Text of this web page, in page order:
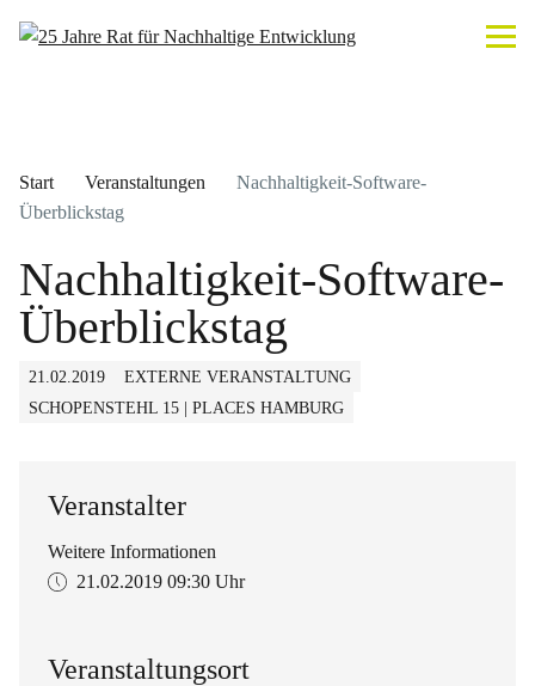
Start Veranstaltungen
Nachhaltigkeit-Software-
Überblickstag
Nachhaltigkeit-Software-
Überblickstag
21.02.2019
EXTERNE VERANSTALTUNG
SCHOPENSTEHL 15 | PLACES HAMBURG
Veranstalter
Weitere Informationen
21.02.2019 09:30 Uhr
Veranstaltungsort